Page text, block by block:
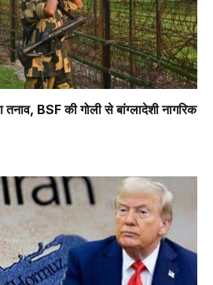
तनाव, BSF की गोली से बांग्लादेशी नागरिक